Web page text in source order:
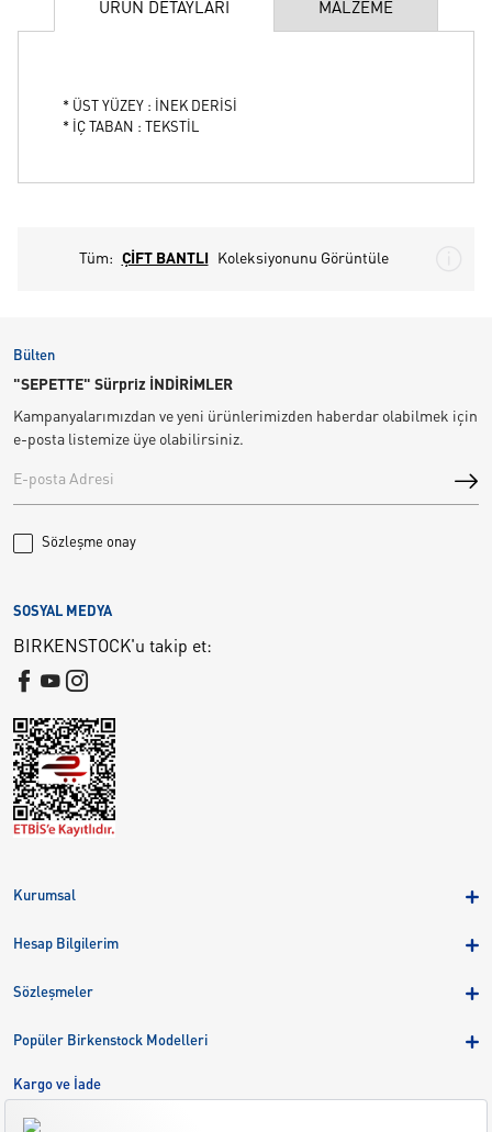
ÜRÜN DETAYLARI MALZEME
* ÜST YÜZEY : İNEK DERİSİ
* İÇ TABAN : TEKSTİL
Tüm: ÇİFT BANTLI Koleksiyonunu Görüntüle
Bülten
"SEPETTE" Sürpriz İNDİRİMLER
Kampanyalarımızdan ve yeni ürünlerimizden haberdar olabilmek için
e-posta listemize üye olabilirsiniz.
Sözleşme onay
Kurumsal
Birkenstock Group
Kariyer
Hesap Bilgilerim
Sipariş Takibi
Sözleşmeler
Kargo ve İade
Çerez Tercihlerini Yönetin
Popüler Birkenstock Modelleri
Kargo ve İade
Bize Ulaşın
SOSYAL MEDYA
BIRKENSTOCK'u takip et: